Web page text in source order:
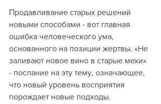
Продавливание старых решений
новыми способами - вот главная
ошибка человеческого ума,
основанного на позиции жертвы. «Не
заливают новое вино в старые мехи»
- послание на эту тему, означающее,
что новый уровень восприятия
порождает новые подходы.